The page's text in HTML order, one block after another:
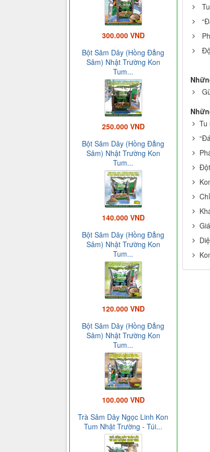
Tu
300.000 VND
Bột Sâm Dây (Hồng Đẳng
Sâm) Nhật Trường Kon
Tum...
250.000 VND
Bột Sâm Dây (Hồng Đẳng
Sâm) Nhật Trường Kon
Tum...
140.000 VND
Bột Sâm Dây (Hồng Đẳng
Sâm) Nhật Trường Kon
Tum...
120.000 VND
Bột Sâm Dây (Hồng Đẳng
Sâm) Nhật Trường Kon
Tum...
100.000 VND
Trà Sâm Dây Ngọc Linh Kon
Tum Nhật Trường - Túi...